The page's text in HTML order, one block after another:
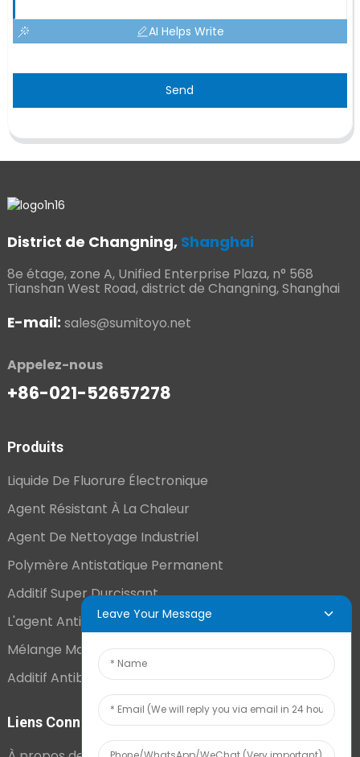
AI Helps Write
Send
District de Changning, Shanghai
8e étage, zone A, Unified Enterprise Plaza, n° 568
Tianshan West Road, district de Changning, Shanghai
E-mail: sales@sumitoyo.net
Appelez-nous
+86-021-52657278
Produits
Liquide De Fluorure Électronique
Agent Résistant À La Chaleur
Agent De Nettoyage Industriel
Polymère Antistatique Permanent
Additif Super Durcissant
L'agent Antistatique Longue Durée
Mélange Maître VCI
Additif Antibuée Ajouté En Interne
Liens Connexes
Leave Your Message